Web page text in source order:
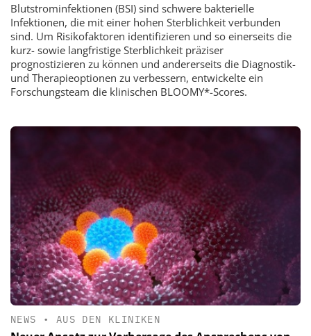
Blutstrominfektionen (BSI) sind schwere bakterielle
Infektionen, die mit einer hohen Sterblichkeit verbunden
sind. Um Risikofaktoren identifizieren und so einerseits die
kurz- sowie langfristige Sterblichkeit präziser
prognostizieren zu können und andererseits die Diagnostik-
und Therapieoptionen zu verbessern, entwickelte ein
Forschungsteam die klinischen BLOOMY*-Scores.
NEWS • AUS DEN KLINIKEN